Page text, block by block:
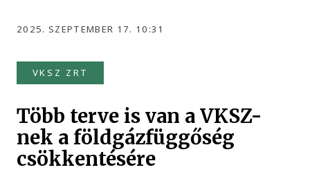
2025. SZEPTEMBER 17. 10:31
VKSZ ZRT
Több terve is van a VKSZ-
nek a földgázfüggőség
csökkentésére